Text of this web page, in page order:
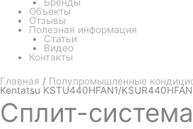
Объекты
Отзывы
Полезная информация
Статьи
Видео
Контакты
Главная / Полупромышленные
Kentatsu KSTU440HFAN1/
Сплит-система